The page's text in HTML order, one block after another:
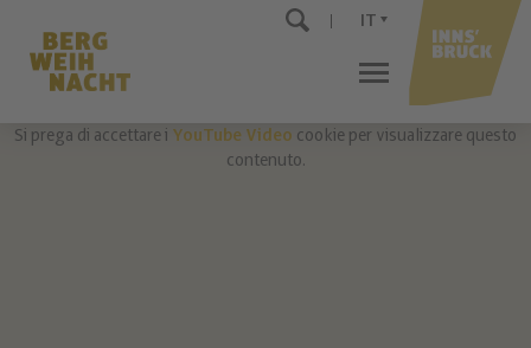
IT
Si prega di accettare i YouTube Video cookie per visualizzare questo
contenuto.